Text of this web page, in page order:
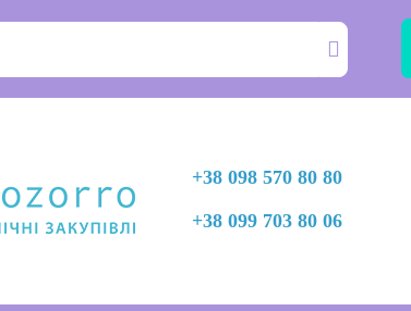
+38 098 570 80 80
+38 099 703 80 06